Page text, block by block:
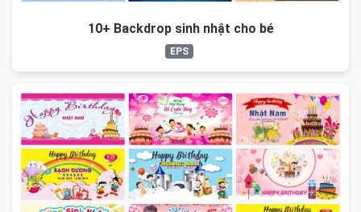
10+ Backdrop sinh nhật cho bé
EPS